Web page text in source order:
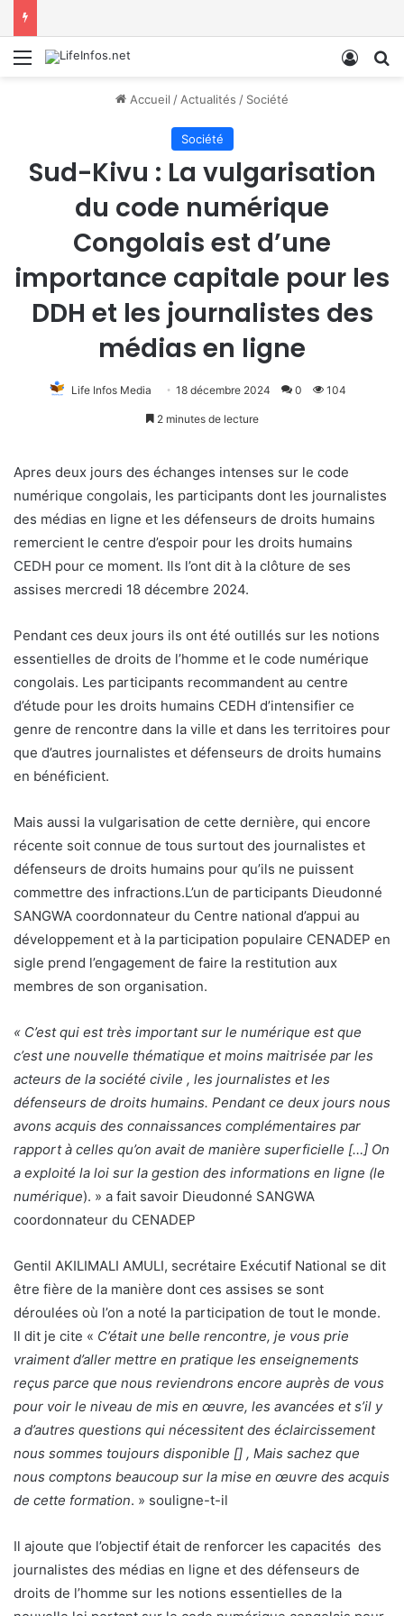
Menu
Accueil / Actualités / Société
Société
Sud-Kivu : La vulgarisation
du code numérique
Congolais est d’une
importance capitale pour les
DDH et les journalistes des
médias en ligne
Life Infos Media 18 décembre 2024 0 104
2 minutes de lecture
Apres deux jours des échanges intenses sur le code
numérique congolais, les participants dont les journalistes
des médias en ligne et les défenseurs de droits humains
remercient le centre d’espoir pour les droits humains
CEDH pour ce moment. Ils l’ont dit à la clôture de ses
assises mercredi 18 décembre 2024.
Pendant ces deux jours ils ont été outillés sur les notions
essentielles de droits de l’homme et le code numérique
congolais. Les participants recommandent au centre
d’étude pour les droits humains CEDH d’intensifier ce
genre de rencontre dans la ville et dans les territoires pour
que d’autres journalistes et défenseurs de droits humains
en bénéficient.
Mais aussi la vulgarisation de cette dernière, qui encore
récente soit connue de tous surtout des journalistes et
défenseurs de droits humains pour qu’ils ne puissent
commettre des infractions.L’un de participants Dieudonné
SANGWA coordonnateur du Centre national d’appui au
développement et à la participation populaire CENADEP en
sigle prend l’engagement de faire la restitution aux
membres de son organisation.
« C’est qui est très important sur le numérique est que
c’est une nouvelle thématique et moins maitrisée par les
acteurs de la société civile , les journalistes et les
défenseurs de droits humains. Pendant ce deux jours nous
avons acquis des connaissances complémentaires par
rapport à celles qu’on avait de manière superficielle […] On
a exploité la loi sur la gestion des informations en ligne (le
numérique). » a fait savoir Dieudonné SANGWA
coordonnateur du CENADEP
Gentil AKILIMALI AMULI, secrétaire Exécutif National se dit
être fière de la manière dont ces assises se sont
déroulées où l’on a noté la participation de tout le monde.
Il dit je cite « C’était une belle rencontre, je vous prie
vraiment d’aller mettre en pratique les enseignements
reçus parce que nous reviendrons encore auprès de vous
pour voir le niveau de mis en œuvre, les avancées et s’il y
a d’autres questions qui nécessitent des éclaircissement
nous sommes toujours disponible [] , Mais sachez que
nous comptons beaucoup sur la mise en œuvre des acquis
de cette formation. » souligne-t-il
Il ajoute que l’objectif était de renforcer les capacités des
journalistes des médias en ligne et des défenseurs de
droits de l’homme sur les notions essentielles de la